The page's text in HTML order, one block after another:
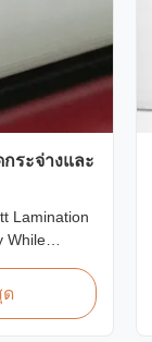
ระจ่างและ
Lamination
While
sincerity.
ด